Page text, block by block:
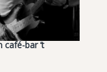
café-bar ’t